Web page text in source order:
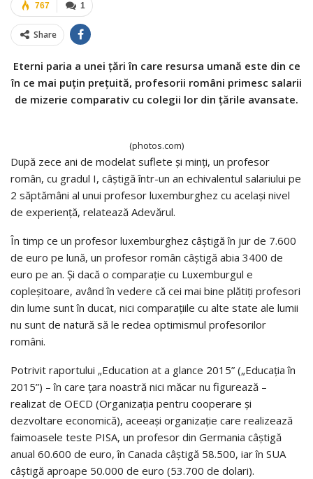
1
767
Share
Eterni paria a unei ţări în care resursa umană este din ce
în ce mai puţin preţuită, profesorii români primesc salarii
de mizerie comparativ cu colegii lor din ţările avansate.
(photos.com)
După zece ani de modelat suflete şi minţi, un profesor
român, cu gradul I, câştigă într-un an echivalentul salariului pe
2 săptămâni al unui profesor luxemburghez cu acelaşi nivel
de experienţă, relatează Adevărul.
În timp ce un profesor luxemburghez câştigă în jur de 7.600
de euro pe lună, un profesor român câştigă abia 3400 de
euro pe an. Şi dacă o comparaţie cu Luxemburgul e
copleşitoare, având în vedere că cei mai bine plătiţi profesori
din lume sunt în ducat, nici comparaţiile cu alte state ale lumii
nu sunt de natură să le redea optimismul profesorilor
români.
Potrivit raportului „Education at a glance 2015” („Educaţia în
2015”) – în care ţara noastră nici măcar nu figurează –
realizat de OECD (Organizaţia pentru cooperare şi
dezvoltare economică), aceeaşi organizaţie care realizează
faimoasele teste PISA, un profesor din Germania câştigă
anual 60.600 de euro, în Canada câştigă 58.500, iar în SUA
câştigă aproape 50.000 de euro (53.700 de dolari).